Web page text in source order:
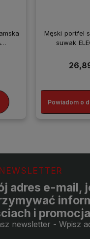
Męski portfel
suwak
Powiadom o
NEWSLETTER
adres e-mail,
i
newsletter - Wpisz